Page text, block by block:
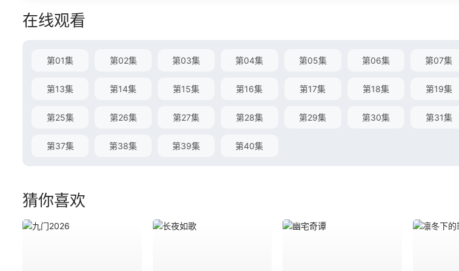
在线观看
第01集 第02集 第03集 第04集 第05集 第06集 第07集
第13集 第14集 第15集 第16集 第17集 第18集 第19集
第25集 第26集 第27集 第28集 第29集 第30集 第31集
第37集 第38集 第39集 第40集
猜你喜欢